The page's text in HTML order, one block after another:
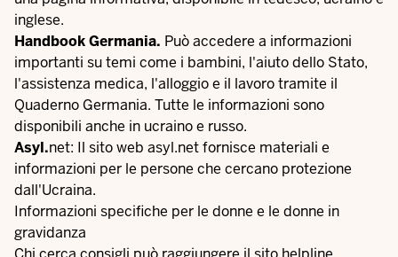
inglese.
Handbook Germania. Può accedere a informazioni
importanti su temi come i bambini, l'aiuto dello Stato,
l'assistenza medica, l'alloggio e il lavoro tramite il
Quaderno Germania. Tutte le informazioni sono
disponibili anche in ucraino e russo.
Asyl.net: Il sito web asyl.netfornisce materiali e
informazioni per le persone che cercano protezione
dall'Ucraina.
Informazioni specifiche per le donne e le donne in
gravidanza